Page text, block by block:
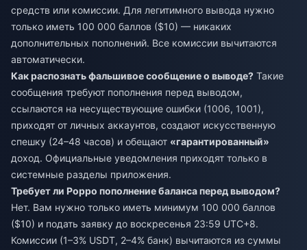
средств или комиссии. Для легитимного вывода нужно
только иметь 100 000 баллов ($10) — никаких
дополнительных пополнений. Все комиссии вычитаются
автоматически.
Как распознать фальшивое сообщение о выводе? Такие
сообщения требуют пополнения перед выводом,
ссылаются на несуществующие ошибки (1006, 1001),
приходят от личных аккаунтов, создают искусственную
спешку (24–48 часов) и обещают «гарантированный»
доход. Официальные уведомления приходят только в
системные разделы приложения.
Требует ли Poppo пополнение баланса перед выводом?
Нет. Вам нужно только иметь минимум 100 000 баллов
($10) и подать заявку до воскресенья 23:59 UTC+8.
Комиссии (1–3% USDT, 2–4% банк) вычитаются из суммы